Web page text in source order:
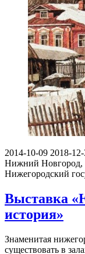
2014-10-09 2018-12-
Нижний Новгород,
Нижегородский
Выставка
история»
Знаменитая
существовать в